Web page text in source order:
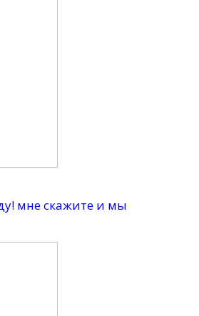
мне скажите и мы